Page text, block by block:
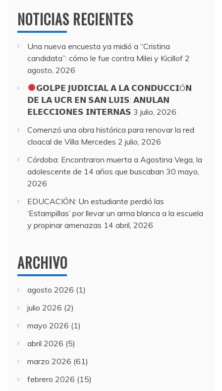
NOTICIAS RECIENTES
Una nueva encuesta ya midió a “Cristina
candidata”: cómo le fue contra Milei y Kicillof 2
agosto, 2026
𝗚𝗢𝗟𝗣𝗘 𝗝𝗨𝗗𝗜𝗖𝗜𝗔𝗟 𝗔 𝗟𝗔 𝗖𝗢𝗡𝗗𝗨𝗖𝗖𝗜Ó𝗡
𝗗𝗘 𝗟𝗔 𝗨𝗖𝗥 𝗘𝗡 𝗦𝗔𝗡 𝗟𝗨𝗜𝗦: 𝗔𝗡𝗨𝗟𝗔𝗡
𝗘𝗟𝗘𝗖𝗖𝗜𝗢𝗡𝗘𝗦 𝗜𝗡𝗧𝗘𝗥𝗡𝗔𝗦 3 julio, 2026
Comenzó una obra histórica para renovar la red
cloacal de Villa Mercedes 2 julio, 2026
Córdoba: Encontraron muerta a Agostina Vega, la
adolescente de 14 años que buscaban 30 mayo,
2026
EDUCACIÓN: Un estudiante perdió las
‘Estampillas’ por llevar un arma blanca a la escuela
y propinar amenazas 14 abril, 2026
ARCHIVO
agosto 2026 (1)
julio 2026 (2)
mayo 2026 (1)
abril 2026 (5)
marzo 2026 (61)
febrero 2026 (15)